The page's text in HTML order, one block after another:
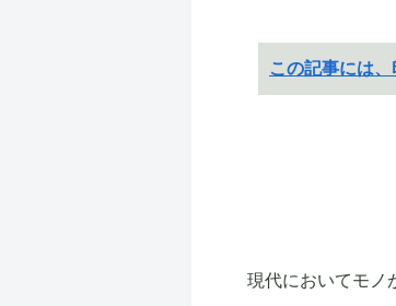
この記事には
現代においてモノ